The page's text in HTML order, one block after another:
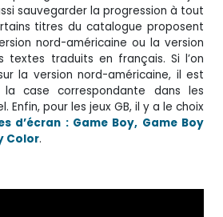
sauvegarder la progression à tout
titres du catalogue proposent
nord-américaine ou la version
textes traduits en français. Si l’on
la version nord-américaine, il est
case correspondante dans les
Enfin, pour les jeux GB, il y a le choix
d’écran : Game Boy, Game Boy
Color.